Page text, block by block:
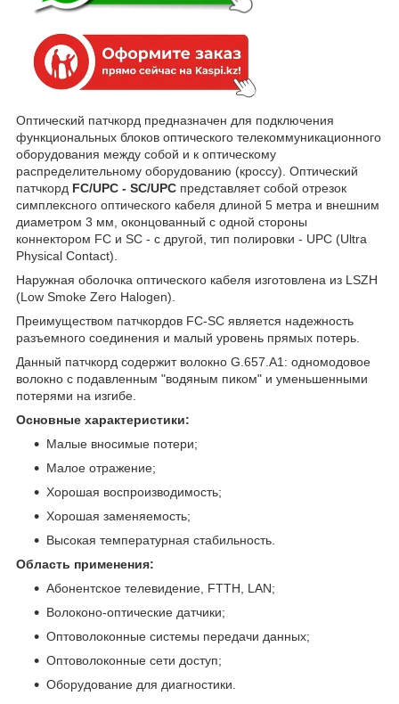
Оптический патчкорд предназначен для подключения
функциональных блоков оптического телекоммуникационного
оборудования между собой и к оптическому
распределительному оборудованию (кроссу). Оптический
патчкорд FC/UPC - SC/UPC представляет собой отрезок
симплексного оптического кабеля длиной 5 метра и внешним
диаметром 3 мм, оконцованный с одной стороны
коннектором FC и SC - c другой, тип полировки - UPC (Ultra
Physical Contact).
Наружная оболочка оптического кабеля изготовлена из LSZH
(Low Smoke Zero Halogen).
Преимуществом патчкордов FC-SC является надежность
разъемного соединения и малый уровень прямых потерь.
Данный патчкорд содержит волокно G.657.А1: одномодовое
волокно с подавленным "водяным пиком" и уменьшенными
потерями на изгибе.
Основные характеристики:
Малые вносимые потери;
Малое отражение;
Хорошая воспроизводимость;
Хорошая заменяемость;
Высокая температурная стабильность.
Область применения:
Абонентское телевидение, FTTH, LAN;
Волоконо-оптические датчики;
Оптоволоконные системы передачи данных;
Оптоволоконные сети доступ;
Оборудование для диагностики.